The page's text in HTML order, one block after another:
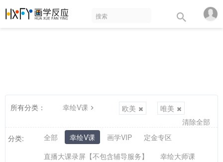
所有分类： 幸绘V课 欧美
唯美
清除全部
分类:
全部 幸绘V课 画学VIP
定金专区
直播大课录屏【不包含辅导服务】
幸绘大师课